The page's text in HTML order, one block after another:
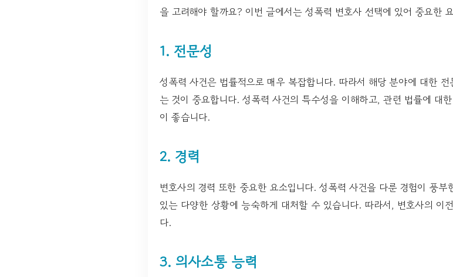
을 고려해야 할까요? 이번 글에서는 성폭력 변호사 선택에 있어 중요한
1. 전문성
성폭력 사건은 법률적으로 매우 복잡합니다. 따라서 해당 분야에 대한
는 것이 중요합니다. 성폭력 사건의 특수성을 이해하고, 관련 법률에 대
이 좋습니다.
2. 경력
변호사의 경력 또한 중요한 요소입니다. 성폭력 사건을 다룬 경험이 풍
있는 다양한 상황에 능숙하게 대처할 수 있습니다. 따라서, 변호사의 이
다.
3. 의사소통 능력